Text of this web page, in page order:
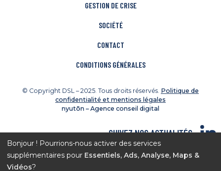
GESTION DE CRISE
SOCIÉTÉ
CONTACT
CONDITIONS GÉNÉRALES
© Copyright DSL – 2025. Tous droits réservés. Politique de
confidentialité et mentions légales
nyutōn – Agence conseil digital
SUIVEZ NOS ACTUALITÉS
DÉCOUVREZ NOS CHANTIERS
Bonjour ! Pourrions-nous activer des services
supplémentaires pour Essentiels, Ads, Analyse, Maps &
Vidéos?